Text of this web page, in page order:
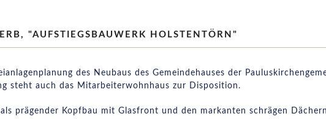
"AUFSTIEGSBAUWERK HOLSTENTÖRN"
des Neubaus des Gemeindehauses der
steht auch das Mitarbeiterwohnhaus zur Disposition.
prägender Kopfbau mit Glasfront und den markanten schrägen